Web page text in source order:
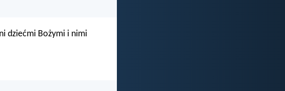
dziećmi Bożymi i nimi